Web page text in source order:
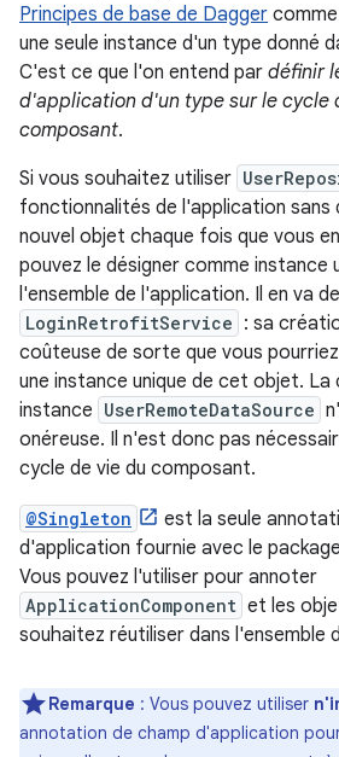
Principes de base de Dagger
une seule instance d'un type donné
C'est ce que l'on entend par définir
d'application d'un type sur le cycle
composant.
Si vous souhaitez utiliser
fonctionnalités de l'application sans
nouvel objet chaque fois que vous
pouvez le désigner comme instance
l'ensemble de l'application. Il en va
LoginRetrofitService : sa
coûteuse de sorte que vous
une instance unique de cet objet. La
instance UserRemoteDataSource
onéreuse. Il n'est donc pas
cycle de vie du composant.
@Singleton
est la seule
d'application fournie avec le package
Vous pouvez l'utiliser pour annoter
ApplicationComponent et les
souhaitez réutiliser dans l'ensemble
Remarque : Vous pouvez utiliser
annotation de champ d'application